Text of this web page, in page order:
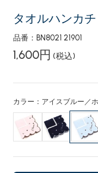
タオルハンカチ
品番：BN8021 21901
1,600円 (税込)
カラー：アイスブルー／